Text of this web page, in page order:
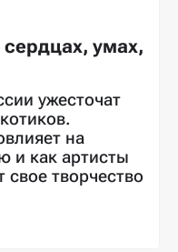
умах,
ужесточат
на
и как артисты
свое творчество